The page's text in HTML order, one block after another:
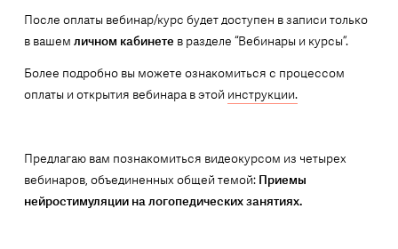
После оплаты вебинар/курс будет доступен в записи только
в вашем личном кабинете в разделе “Вебинары и курсы”.
Более подробно вы можете ознакомиться с процессом
оплаты и открытия вебинара в этой инструкции.
Предлагаю вам познакомиться видеокурсом из четырех
вебинаров, объединенных общей темой: Приемы
нейростимуляции на логопедических занятиях.